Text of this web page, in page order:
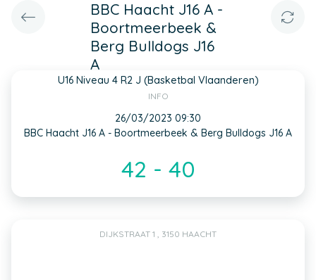
BBC Haacht J16 A -
Boortmeerbeek &
Berg Bulldogs J16
A
U16 Niveau 4 R2 J (Basketbal Vlaanderen)
INFO
26/03/2023 09:30
BBC Haacht J16 A - Boortmeerbeek & Berg Bulldogs J16 A
42 - 40
DIJKSTRAAT 1 , 3150 HAACHT